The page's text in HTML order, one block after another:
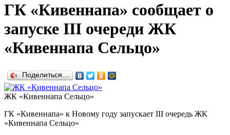
ГК «Кивеннапа» сообщает о
запуске III очереди ЖК
«Кивеннапа Сельцо»
Поделиться…
ЖК «Кивеннапа Сельцо»
ГК «Кивеннапа» к Новому году запускает III очередь ЖК
«Кивеннапа Сельцо»